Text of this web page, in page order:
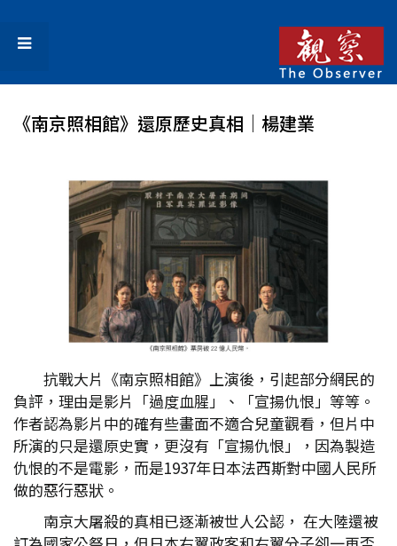
《南京照相館》還原歷史真相│楊建業
抗戰大片《南京照相館》上演後，引起部分網民的
負評，理由是影片「過度血腥」、「宣揚仇恨」等等。
作者認為影片中的確有些畫面不適合兒童觀看，但片中
所演的只是還原史實，更沒有「宣揚仇恨」，因為製造
仇恨的不是電影，而是1937年日本法西斯對中國人民所
做的惡行惡狀。
南京大屠殺的真相已逐漸被世人公認， 在大陸還被